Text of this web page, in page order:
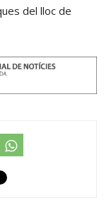
del lloc de